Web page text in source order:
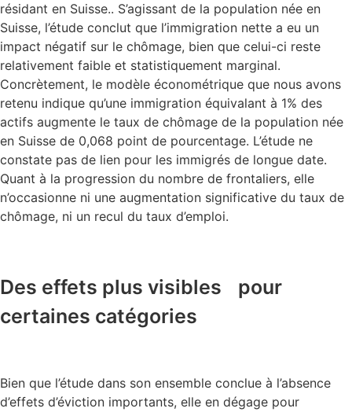
résidant en Suisse.. S’agissant de la population née en
Suisse, l’étude conclut que l’immigration nette a eu un
impact négatif sur le chômage, bien que celui-ci reste
relativement faible et statistiquement marginal.
Concrètement, le modèle économétrique que nous avons
retenu indique qu’une immigration équivalant à 1% des
actifs augmente le taux de chômage de la population née
en Suisse de 0,068 point de pourcentage. L’étude ne
constate pas de lien pour les immigrés de longue date.
Quant à la progression du nombre de frontaliers, elle
n’occasionne ni une augmentation significative du taux de
chômage, ni un recul du taux d’emploi.
Des effets plus visibles pour
certaines catégories
Bien que l’étude dans son ensemble conclue à l’absence
d’effets d’éviction importants, elle en dégage pour